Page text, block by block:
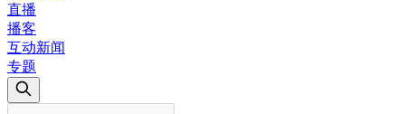
直播
播客
互动新闻
专题